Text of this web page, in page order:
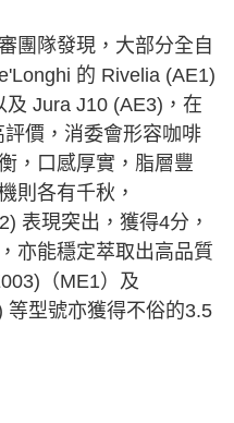
團隊發現，大部分全自
的 Rivelia (AE1)
Jura J10 (AE3)，在
價，消委會形容咖啡
，口感厚實，脂層豐
則各有千秋，
表現突出，獲得4分，
亦能穩定萃取出高品質
（ME1）及
等型號亦獲得不俗的3.5